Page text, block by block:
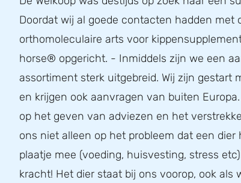
Doordat wij al goede contacten hadden met
orthomoleculaire arts voor
horse® opgericht. - Inmiddels zijn we een
assortiment sterk uitgebreid. Wij zijn gestart
en krijgen ook aanvragen van buiten
op het geven van adviezen en het
ons niet alleen op het probleem dat een
plaatje mee (voeding, huisvesting, stress
kracht! Het dier staat bij ons voorop, ook als